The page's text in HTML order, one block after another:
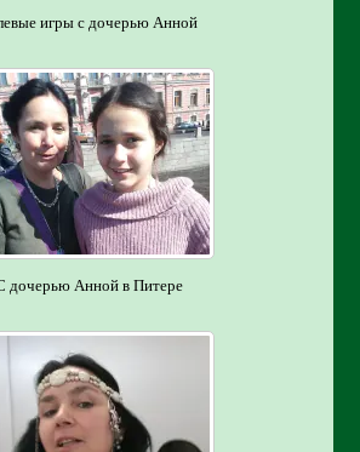
игры с дочерью Анной
дочерью Анной в Питере